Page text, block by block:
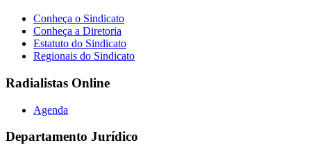
Conheça o Sindicato
Conheça a Diretoria
Estatuto do Sindicato
Regionais do Sindicato
Radialistas Online
Agenda
Departamento Jurídico